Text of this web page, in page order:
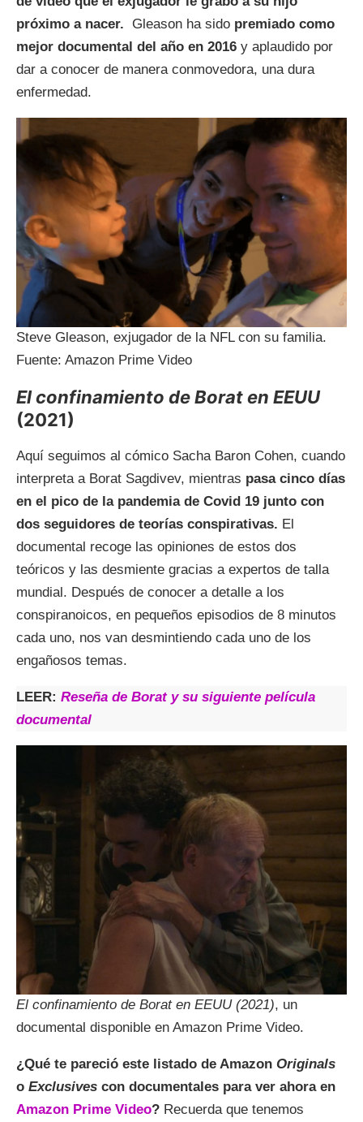
próximo a nacer.
Gleason ha sido premiado como
mejor documental del año en 2016 y aplaudido por
dar a conocer de manera conmovedora, una dura
enfermedad.
Steve Gleason, exjugador de la NFL con su familia.
Fuente: Amazon Prime Video
El confinamiento de Borat en EEUU
(2021)
Aquí seguimos al cómico Sacha Baron Cohen, cuando
interpreta a Borat Sagdivev, mientras pasa cinco días
en el pico de la pandemia de Covid 19 junto con
dos seguidores de teorías conspirativas. El
documental recoge las opiniones de estos dos
teóricos y las desmiente gracias a expertos de talla
mundial. Después de conocer a detalle a los
conspiranoicos, en pequeños episodios de 8 minutos
cada uno, nos van desmintiendo cada uno de los
engañosos temas.
LEER: Reseña de Borat y su siguiente película
documental
El confinamiento de Borat en EEUU (2021), un
documental disponible en Amazon Prime Video.
¿Qué te pareció este listado de Amazon Originals
o Exclusives con documentales para ver ahora en
Amazon Prime Video? Recuerda que tenemos